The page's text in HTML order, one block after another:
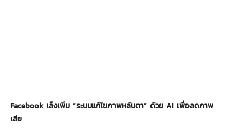
Facebook เล็งเพิ่ม “ระบบแก้ไขภาพหลับตา” ด้วย AI เพื่อลดภาพ
เสีย